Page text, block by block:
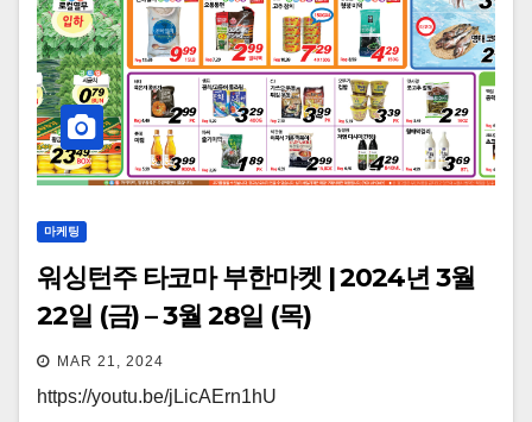
마케팅
워싱턴주 타코마 부한마켓 | 2024년 3월
22일 (금) – 3월 28일 (목)
MAR 21, 2024
https://youtu.be/jLicAErn1hU